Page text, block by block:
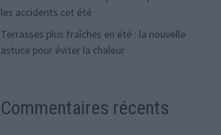
les accidents cet été
Terrasses plus fraîches en été : la nouvelle
astuce pour éviter la chaleur
Commentaires récents